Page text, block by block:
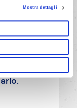
Mostra dettagli
di
in